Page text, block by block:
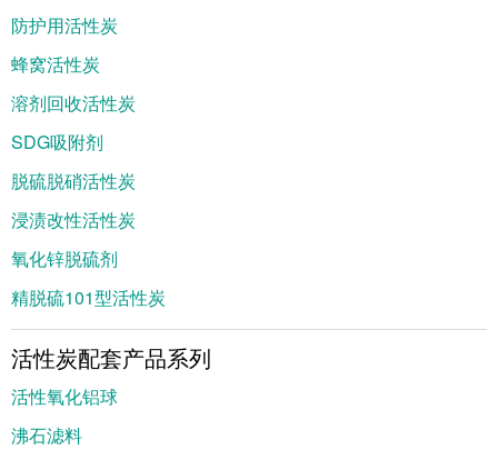
防护用活性炭
蜂窝活性炭
溶剂回收活性炭
SDG吸附剂
脱硫脱硝活性炭
浸渍改性活性炭
氧化锌脱硫剂
精脱硫101型活性炭
活性炭配套产品系列
活性氧化铝球
沸石滤料